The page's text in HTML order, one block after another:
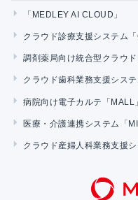
「MEDLEY AI CLOUD」
クラウド診療支援システム「
調剤薬局向け統合型クラウ
クラウド歯科業務支援システ
病院向け電子カルテ「MALL」
医療・介護連携システム「
クラウド産婦人科業務支援シ